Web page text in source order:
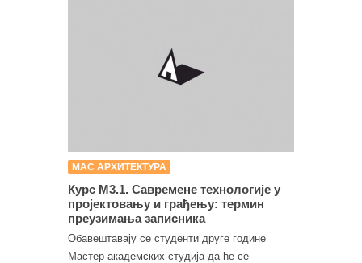
МАС АРХИТЕКТУРА
Курс М3.1. Савремене технологије у
пројектовању и грађењу: термин
преузимања записника
Обавештавају се студенти друге године
Мастер академских студија да ће се